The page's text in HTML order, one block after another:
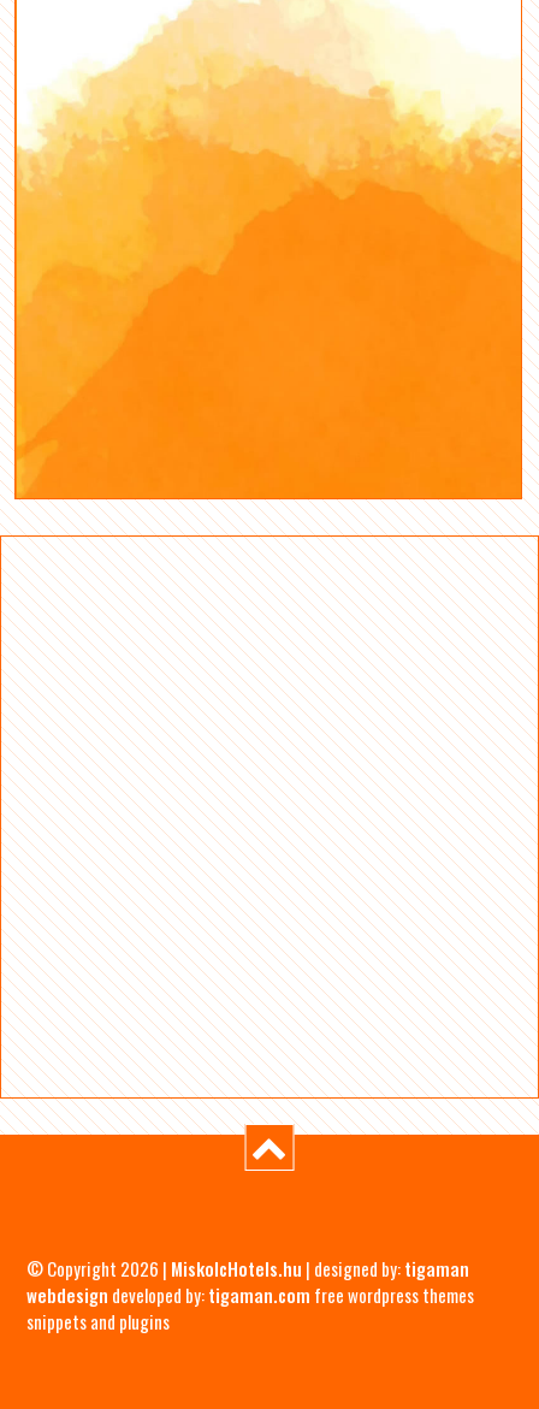
© Copyright 2026 | MiskolcHotels.hu | designed by:tigaman
webdesign developed by:tigaman.com free wordpress themes
snippets and plugins